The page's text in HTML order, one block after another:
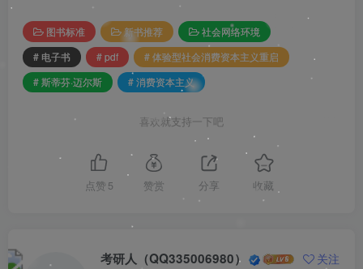
图书标准 新书推荐
社会网络环境
# 电子书
# pdf
# 体验型社会消费资本主义重启
# 斯蒂芬·迈尔斯
# 消费资本主义
喜欢就支持一下吧
点赞 5 赞赏 分享 收藏
考研人（QQ335006980） 关注